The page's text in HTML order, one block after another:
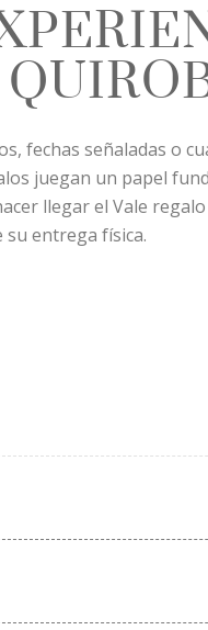
fechas señaladas o
juegan un papel
llegar el Vale
su entrega física.